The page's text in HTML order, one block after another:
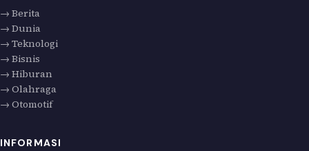
→ Berita
→ Dunia
→ Teknologi
→ Bisnis
→ Hiburan
→ Olahraga
→ Otomotif
INFORMASI